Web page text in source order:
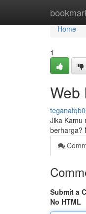
Home
Home
1
Web
Jika Kamu
berharga?
Submit a
No HTML